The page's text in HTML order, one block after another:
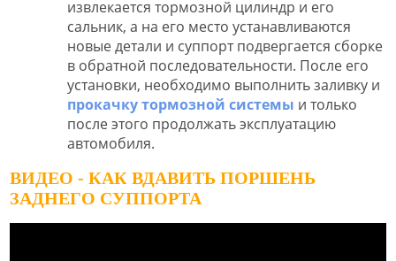
извлекается тормозной цилиндр и его
сальник, а на его место устанавливаются
новые детали и суппорт подвергается сборке
в обратной последовательности. После его
установки, необходимо выполнить заливку и
прокачку тормозной системы и только
после этого продолжать эксплуатацию
автомобиля.
ВИДЕО - КАК ВДАВИТЬ ПОРШЕНЬ
ЗАДНЕГО СУППОРТА